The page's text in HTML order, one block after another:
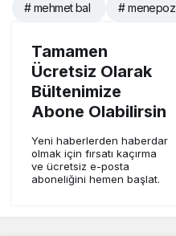
# mehmet bal # menepoz
Tamamen
Ücretsiz Olarak
Bültenimize
Abone Olabilirsin
Yeni haberlerden haberdar
olmak için fırsatı kaçırma
ve ücretsiz e-posta
aboneliğini hemen başlat.